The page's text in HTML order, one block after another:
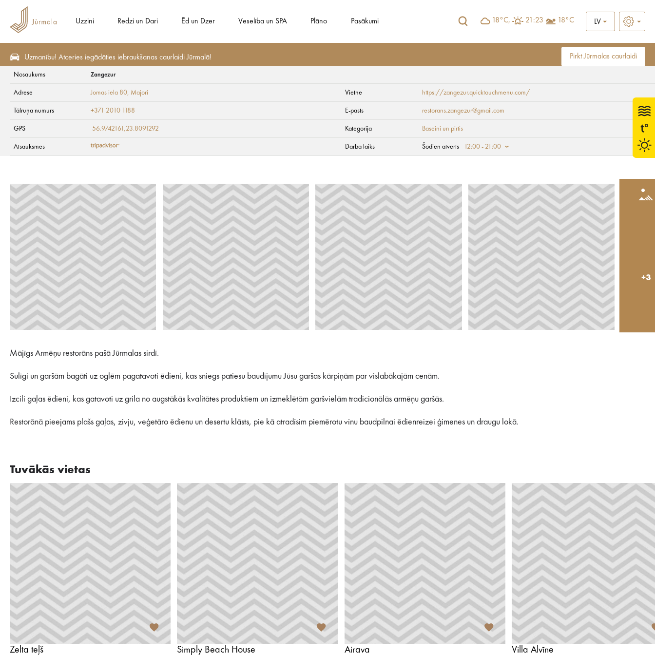
Uzzini Redzi un Dari Ēd un Dzer Veselība un SPA Plāno Pasākumi 18°C, 21:23 18°C LV
Uzmanību! Atceries iegādāties iebraukšanas caurlaidi Jūrmalā! Pirkt Jūrmalas caurlaidi
Zangezur
Nosaukums Zangezur
Adrese Jomas iela 80, Majori Vietne https://zangezur.quicktouchmenu.com/
Tālruņa numurs +371 2010 1188 E-pasts restorans.zangezur@gmail.com
GPS 56.9742161,23.8091292 Kategorija Baseini un pirtis
Atsauksmes Darba laiks Šodien atvērts 12:00 - 21:00
+3
Mājīgs Armēņu restorāns pašā Jūrmalas sirdī.
Sulīgi un garšām bagāti uz oglēm pagatavoti ēdieni, kas sniegs patiesu baudījumu Jūsu garšas kārpiņām par vislabākajām cenām.
Izcili gaļas ēdieni, kas gatavoti uz grila no augstākās kvalitātes produktiem un izmeklētām garšvielām tradicionālās armēņu garšās.
Restorānā pieejams plašs gaļas, zivju, veģetāro ēdienu un desertu klāsts, pie kā atradīsim piemērotu vīnu baudpilnai ēdienreizei ģimenes un draugu lokā.
Tuvākās vietas
Zelta teļš Simply Beach House Airava Villa Alvīne